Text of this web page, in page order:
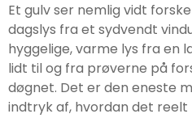
Et gulv ser nemlig vidt
dagslys fra et sydvendt
hyggelige, varme lys fra en
lidt til og fra prøverne på
døgnet. Det er den eneste
indtryk af, hvordan det reelt